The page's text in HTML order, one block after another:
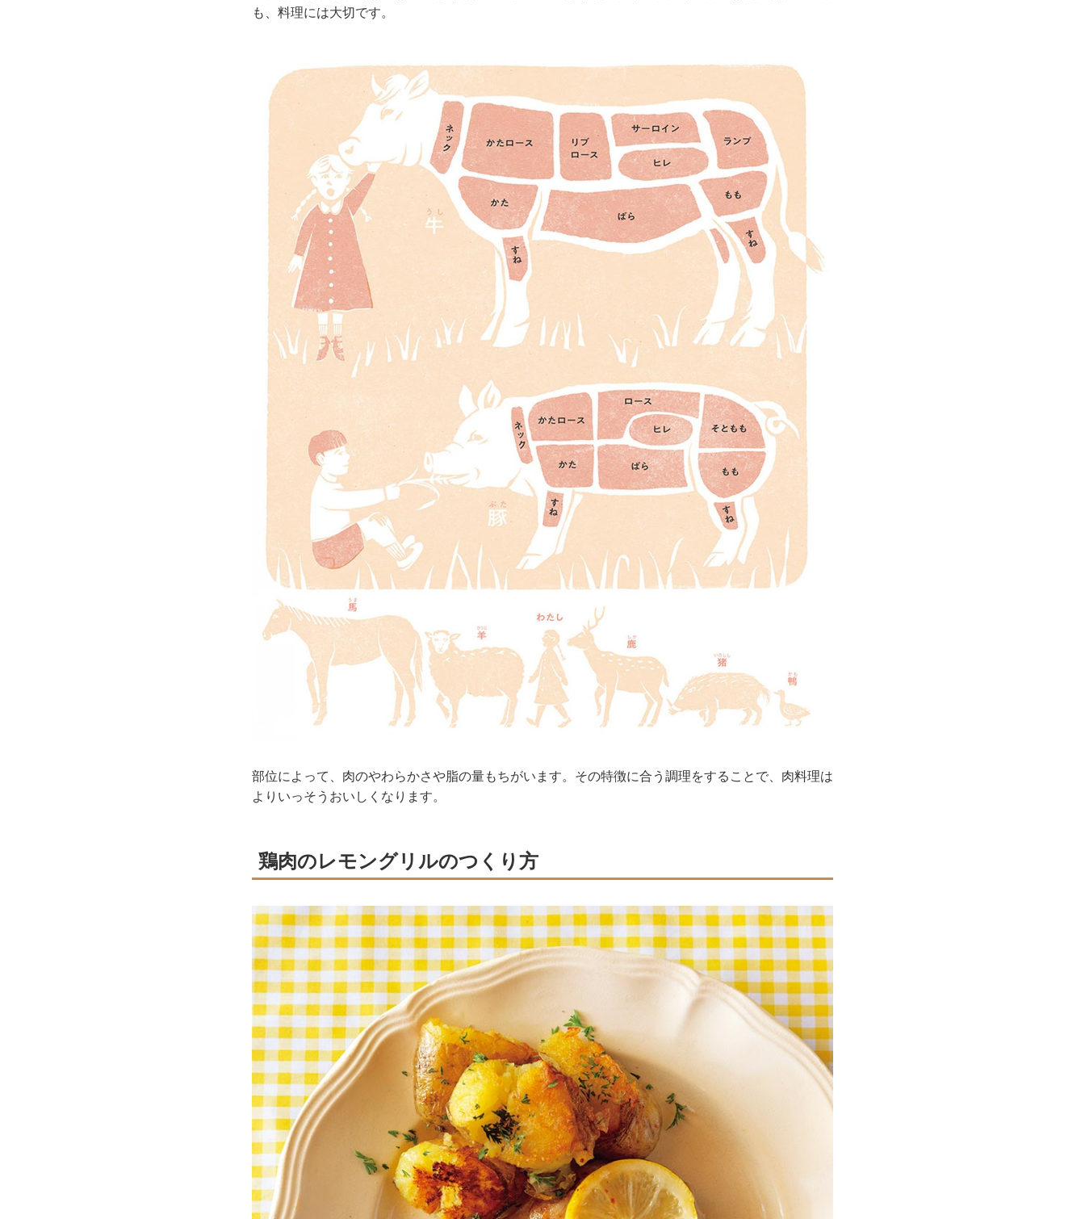
も、料理には大切です。
部位によって、肉のやわらかさや脂の量もちがいます。その特徴に合う調理をすることで、肉料理は
よりいっそうおいしくなります。
鶏肉のレモングリルのつくり方